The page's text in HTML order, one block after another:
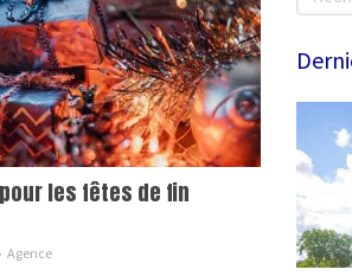
les fêtes de fin
Agence